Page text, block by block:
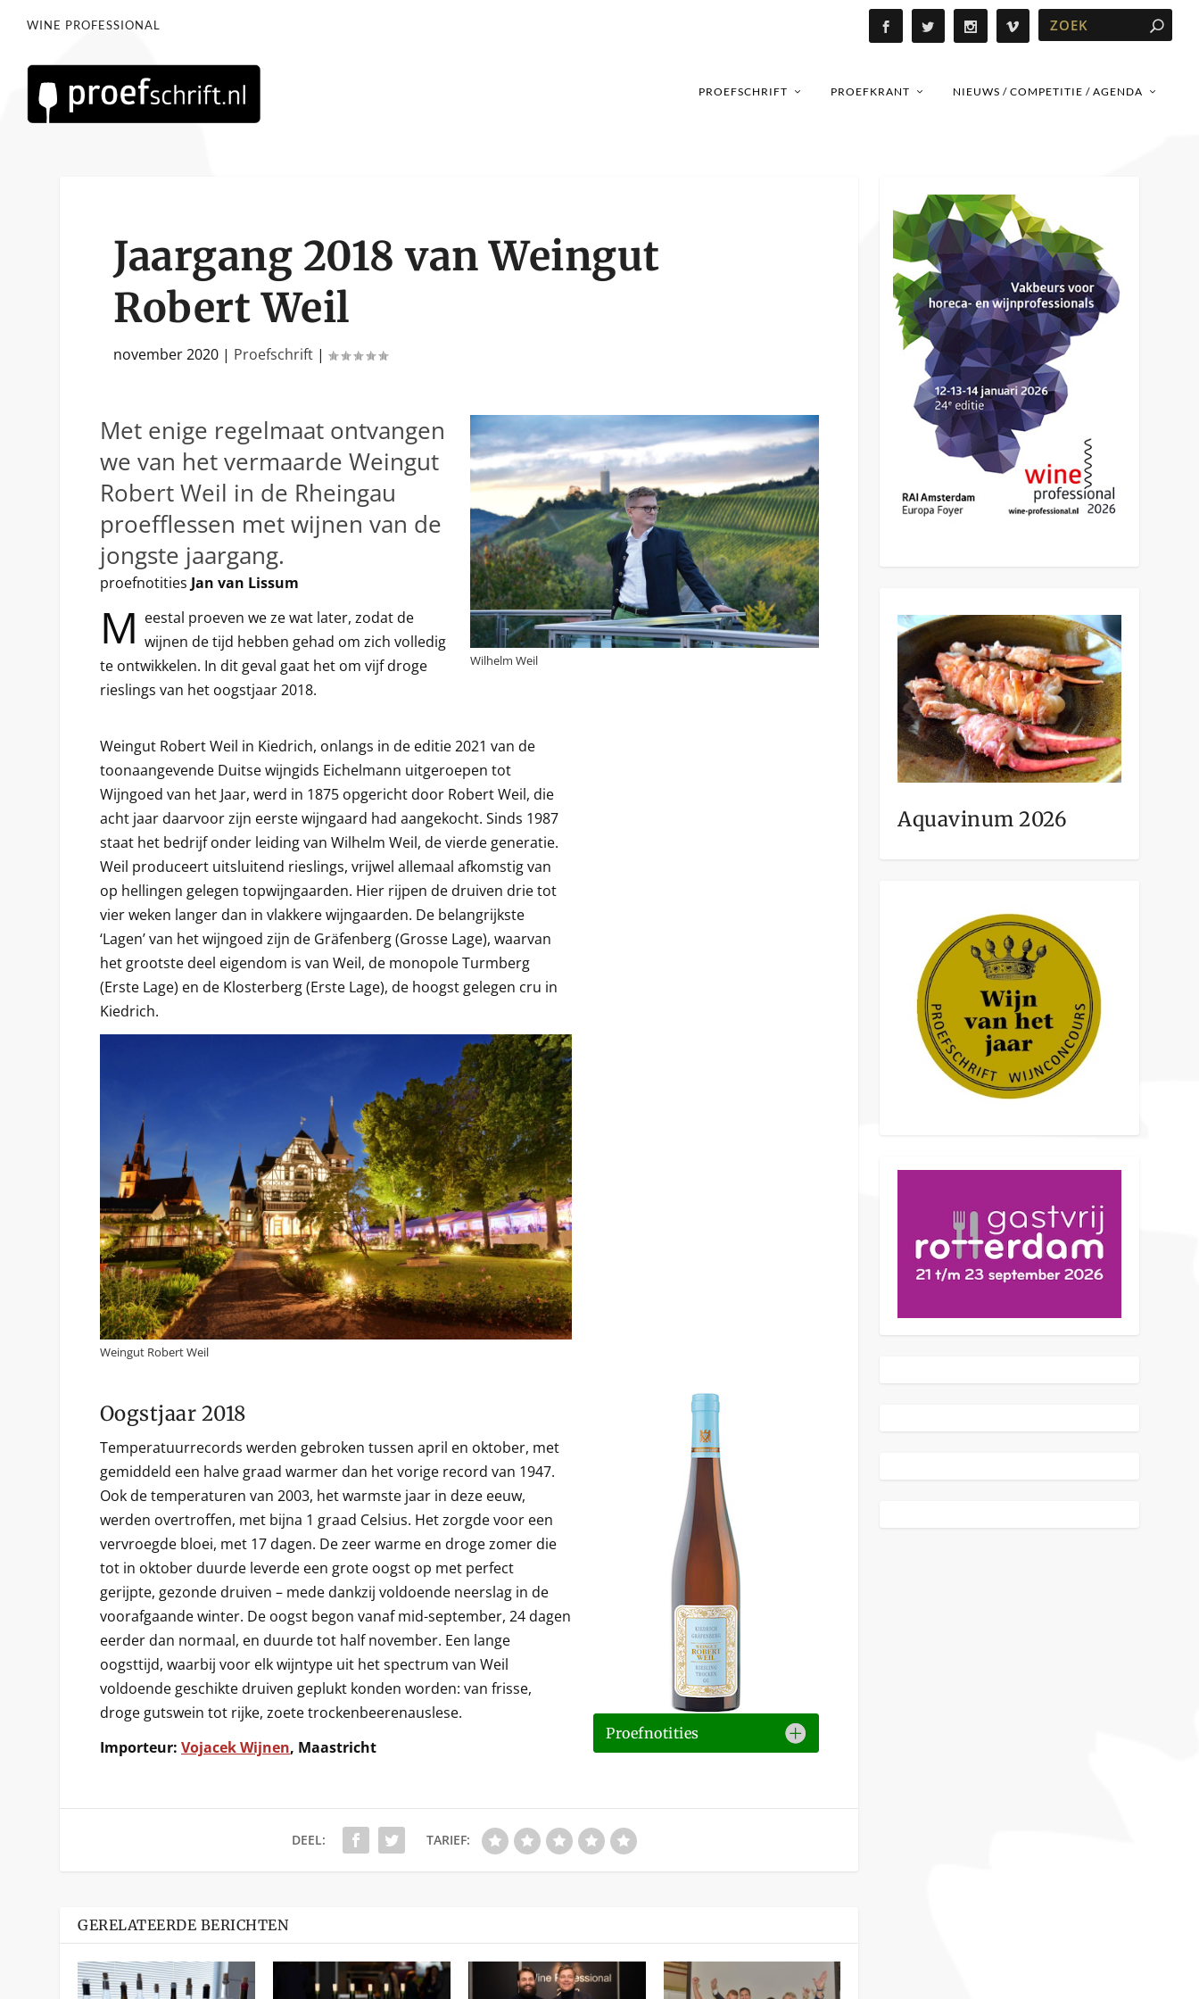
WINE PROFESSIONAL
PROEFSCHRIFT PROEFKRANT NIEUWS / COMPETITIE / AGENDA
Jaargang 2018 van Weingut
Robert Weil
november 2020 | Proefschrift |
Met enige regelmaat ontvangen
we van het vermaarde Weingut
Robert Weil in de Rheingau
proefflessen met wijnen van de
jongste jaargang.
proefnotities Jan van Lissum
M eestal proeven we ze wat later, zodat de
wijnen de tijd hebben gehad om zich volledig
te ontwikkelen. In dit geval gaat het om vijf droge
rieslings van het oogstjaar 2018.
Wilhelm Weil
Weingut Robert Weil in Kiedrich, onlangs in de editie 2021 van de
toonaangevende Duitse wijngids Eichelmann uitgeroepen tot
Wijngoed van het Jaar, werd in 1875 opgericht door Robert Weil, die
acht jaar daarvoor zijn eerste wijngaard had aangekocht. Sinds 1987
staat het bedrijf onder leiding van Wilhelm Weil, de vierde generatie.
Weil produceert uitsluitend rieslings, vrijwel allemaal afkomstig van
op hellingen gelegen topwijngaarden. Hier rijpen de druiven drie tot
vier weken langer dan in vlakkere wijngaarden. De belangrijkste
‘Lagen’ van het wijngoed zijn de Gräfenberg (Grosse Lage), waarvan
het grootste deel eigendom is van Weil, de monopole Turmberg
(Erste Lage) en de Klosterberg (Erste Lage), de hoogst gelegen cru in
Kiedrich.
Weingut Robert Weil
Oogstjaar 2018
Temperatuurrecords werden gebroken tussen april en oktober, met
gemiddeld een halve graad warmer dan het vorige record van 1947.
Ook de temperaturen van 2003, het warmste jaar in deze eeuw,
werden overtroffen, met bijna 1 graad Celsius. Het zorgde voor een
vervroegde bloei, met 17 dagen. De zeer warme en droge zomer die
tot in oktober duurde leverde een grote oogst op met perfect
gerijpte, gezonde druiven – mede dankzij voldoende neerslag in de
voorafgaande winter. De oogst begon vanaf mid-september, 24 dagen
eerder dan normaal, en duurde tot half november. Een lange
oogsttijd, waarbij voor elk wijntype uit het spectrum van Weil
voldoende geschikte druiven geplukt konden worden: van frisse,
droge gutswein tot rijke, zoete trockenbeerenauslese.
Importeur: Vojacek Wijnen, Maastricht
Proefnotities
DEEL: TARIEF:
GERELATEERDE BERICHTEN
Aquavinum 2026